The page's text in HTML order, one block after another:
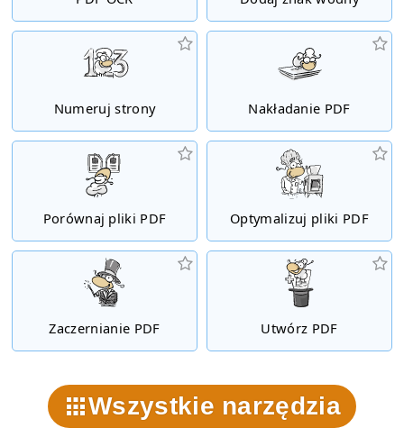
Numeruj strony Nakładanie PDF
Porównaj pliki PDF Optymalizuj pliki PDF
Zaczernianie PDF Utwórz PDF
Wszystkie narzędzia